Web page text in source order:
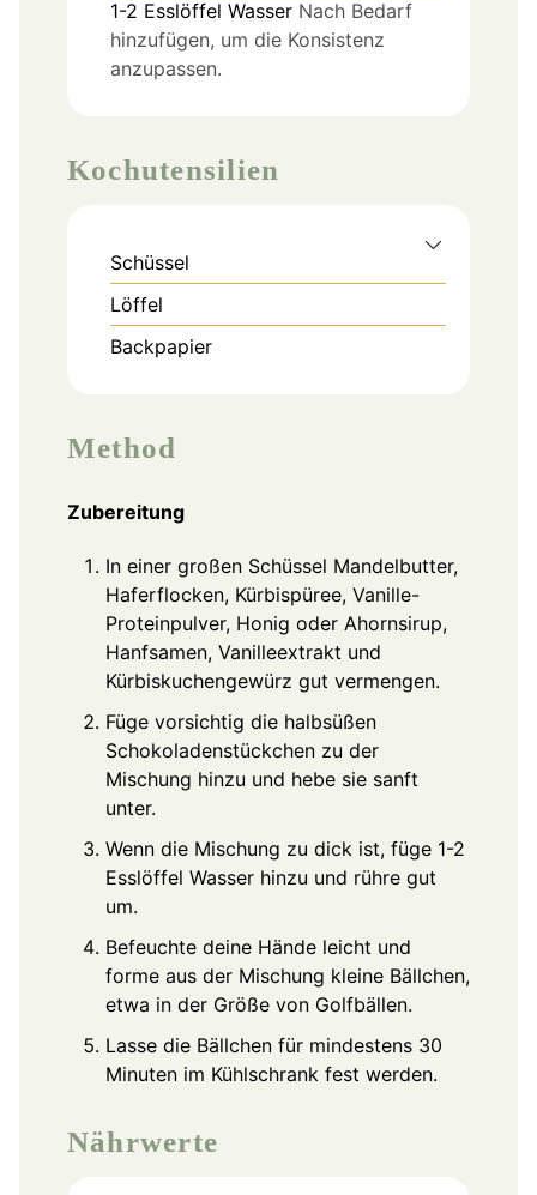
1-2 Esslöffel Wasser Nach Bedarf
hinzufügen, um die Konsistenz
anzupassen.
Kochutensilien
Schüssel
Löffel
Backpapier
Method
Zubereitung
In einer großen Schüssel Mandelbutter,
Haferflocken, Kürbispüree, Vanille-
Proteinpulver, Honig oder Ahornsirup,
Hanfsamen, Vanilleextrakt und
Kürbiskuchengewürz gut vermengen.
Füge vorsichtig die halbsüßen
Schokoladenstückchen zu der
Mischung hinzu und hebe sie sanft
unter.
Wenn die Mischung zu dick ist, füge 1-2
Esslöffel Wasser hinzu und rühre gut
um.
Befeuchte deine Hände leicht und
forme aus der Mischung kleine Bällchen,
etwa in der Größe von Golfbällen.
Lasse die Bällchen für mindestens 30
Minuten im Kühlschrank fest werden.
Nährwerte